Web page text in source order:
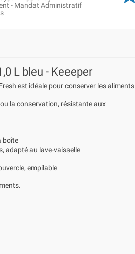
- Mandat Administratif
L bleu - Keeeper
est idéale pour conserver les aliments
la conservation, résistante aux
boîte
adapté au lave-vaisselle
empilable